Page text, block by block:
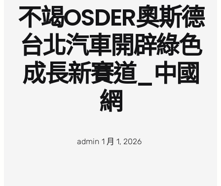
不竭OSDER奧斯德
台北汽車開辟綠色
成長新賽道_中國
網
admin 1 月 1, 2026